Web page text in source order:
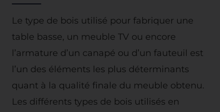
Le type de bois utilisé pour fabriquer une
table basse, un meuble TV ou encore
l’armature d’un canapé ou d’un fauteuil est
l’un des éléments les plus déterminants
quant à la qualité finale du meuble obtenu.
Les différents types de bois utilisés en